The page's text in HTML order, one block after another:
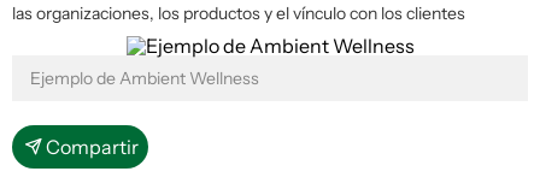
las organizaciones, los productos y el vínculo con los clientes
Ejemplo de Ambient Wellness
Compartir